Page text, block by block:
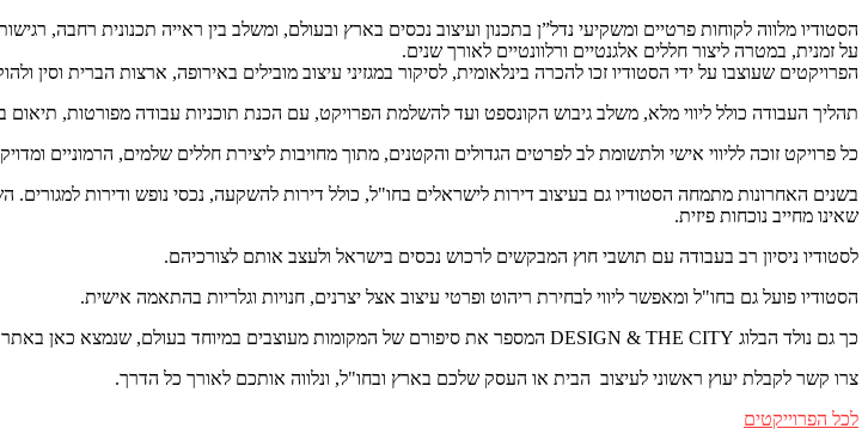
הסטודיו מלווה לקוחות פרטיים ומשקיעי נדל”ן בתכנון ועיצוב נכסים בארץ ובעולם, ומשלב בין ראייה תכנונית רחבה,
על זמנית, במטרה ליצור חללים אלגנטיים ורלוונטיים לאורך שנים.
הפרויקטים שעוצבו על ידי הסטודיו זכו להכרה בינלאומית, לסיקור במגזיני עיצוב מובילים באירופה, ארצות הברית וסין
תהליך העבודה כולל ליווי מלא, משלב גיבוש הקונספט ועד להשלמת הפרויקט, עם הכנת תוכניות עבודה מפורטות, תיאום
כל פרויקט זוכה לליווי אישי ולתשומת לב לפרטים הגדולים והקטנים, מתוך מחויבות ליצירת חללים שלמים, הרמוניים
בשנים האחרונות מתמחה הסטודיו גם בעיצוב דירות לישראלים בחו"ל, כולל דירות להשקעה, נכסי נופש ודירות למגורים.
שאינו מחייב נוכחות פיזית.
לסטודיו ניסיון רב בעבודה עם תושבי חוץ המבקשים לרכוש נכסים בישראל ולעצב אותם לצורכיהם.
הסטודיו פועל גם בחו"ל ומאפשר ליווי לבחירת ריהוט ופרטי עיצוב אצל יצרנים, חנויות וגלריות בהתאמה אישית.
כך גם נולד הבלוג DESIGN & THE CITY המספר את סיפורם של המקומות מעוצבים במיוחד בעולם, שנמצא כאן באתר, ומתפרסם גם ב-Ynet.
צרו קשר לקבלת יעוץ ראשוני לעיצוב הבית או העסק שלכם בארץ ובחו"ל, ונלווה אותכם לאורך כל הדרך.
לכל הפרוייקטים